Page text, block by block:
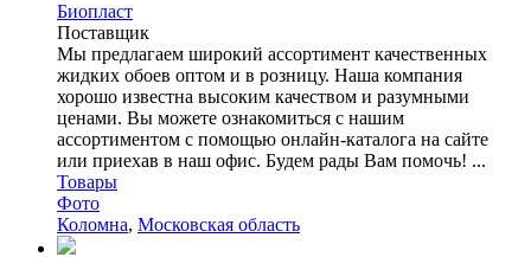
Биопласт
Поставщик
Мы предлагаем широкий ассортимент качественных
жидких обоев оптом и в розницу. Наша компания
хорошо известна высоким качеством и разумными
ценами. Вы можете ознакомиться с нашим
ассортиментом с помощью онлайн-каталога на сайте
или приехав в наш офис. Будем рады Вам помочь! ...
Товары
Фото
Коломна, Московская область